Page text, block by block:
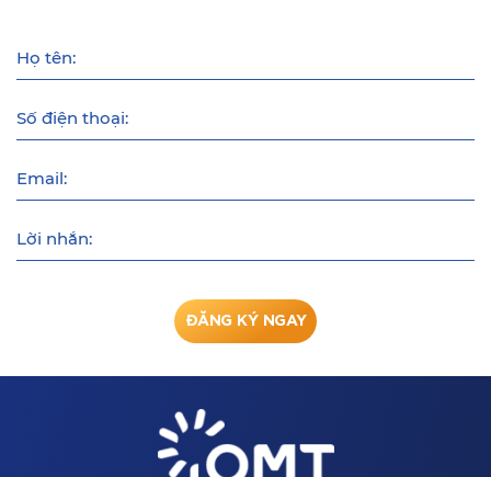
Họ tên:
Số điện thoại:
Email:
Lời nhắn:
ĐĂNG KÝ NGAY